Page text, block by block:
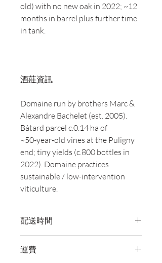
old) with no new oak in 2022; ~12
months in barrel plus further time
in tank.
酒莊資訊
Domaine run by brothers Marc &
Alexandre Bachelet (est. 2005).
Bâtard parcel c.0.14 ha of
~50‑year‑old vines at the Puligny
end; tiny yields (c.800 bottles in
2022). Domaine practices
sustainable / low-intervention
viticulture.
配送時間
送貨。
運費